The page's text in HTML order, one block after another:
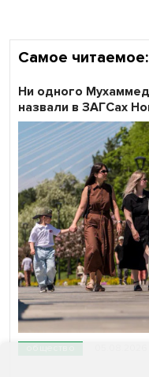
Самое читаемое:
Ни одного
назвали в ЗАГСах